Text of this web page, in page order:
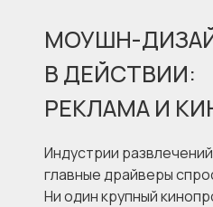
МОУШН-
В ДЕЙСТВИИ:
РЕКЛАМА И
Индустрии
главные драйверы
Ни один крупный